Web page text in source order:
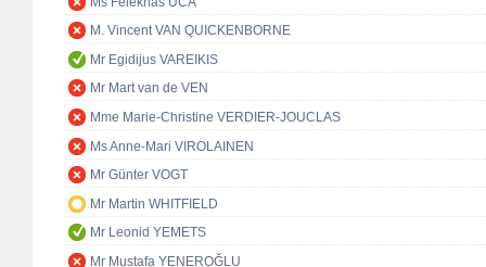
M. Vincent VAN QUICKENBORNE
Mr Egidijus VAREIKIS
Mr Mart van de VEN
Mme Marie-Christine VERDIER-JOUCLAS
Ms Anne-Mari VIROLAINEN
Mr Günter VOGT
Mr Martin WHITFIELD
Mr Leonid YEMETS
Mr Mustafa YENEROĞLU